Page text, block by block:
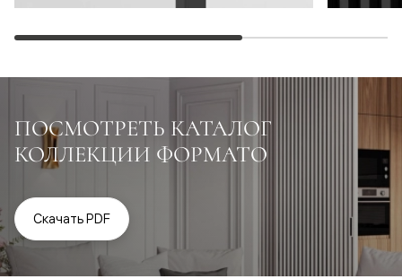
ПОСМОТРЕТЬ КАТАЛОГ
КОЛЛЕКЦИИ ФОРМАТО
Скачать PDF